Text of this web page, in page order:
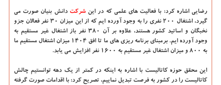
رضایی اشاره كرد: با فعالیت های علمی كه در اینشركت دانش بنیان صورت می
گیرد، اشتغال ۲۰۰ نفری را به وجود آورده ایم كه از این میزان ۳۰ نفر فعالان جزو
نخبگان و اساتید كشور هستند، علاوه بر آن ۳۸۰ نفر باز اشتغال غیر مستقیم به
وجود آورده ایم. برمبنای برنامه ریزی های ما تا افق ۱۴۰۴ میزان اشتغال مستقیم ما
به ۸۰۰ و میزان اشتغال غیر مستقیم به ۱۶۰۰ نفر افزایش می یابد.
این محقق حوزه كاتالیست با اشاره به اینكه در كمتر از یك دهه توانستیم چالش
كاتالیست را در كشور به فرصت تبدیل نماییم، تصریح كرد: با اقدامات صورت گرفته